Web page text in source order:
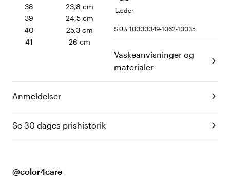
38
23,8 cm
39
24,5 cm
40
25,3 cm
41
26 cm
Læder
SKU: 10000049-1062-10035
Vaskeanvisninger og
materialer
Anmeldelser
Se 30 dages prishistorik
@color4care